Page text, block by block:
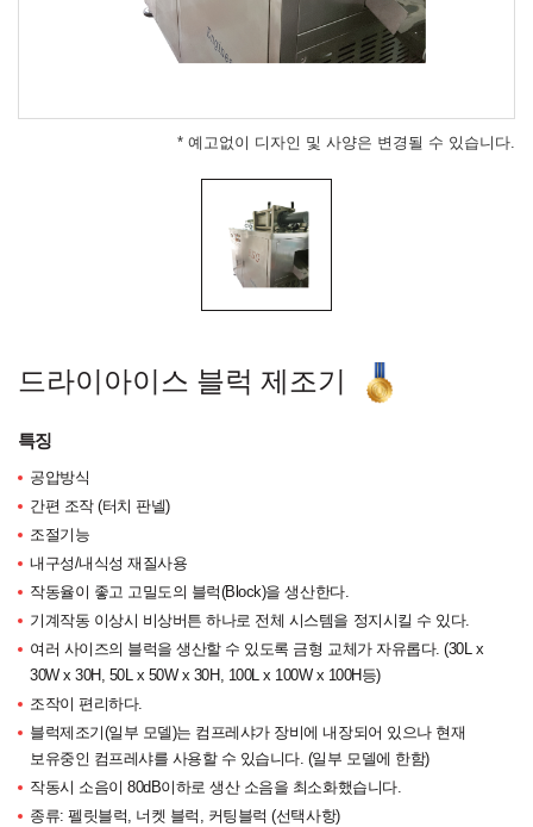
* 예고없이 디자인 및 사양은 변경될 수 있습니다.
드라이아이스 블럭 제조기
특징
공압방식
간편 조작 (터치 판넬)
조절기능
내구성/내식성 재질사용
작동율이 좋고 고밀도의 블럭(Block)을 생산한다.
기계작동 이상시 비상버튼 하나로 전체 시스템을 정지시킬 수 있다.
여러 사이즈의 블럭을 생산할 수 있도록 금형 교체가 자유롭다. (30L x
30W x 30H, 50L x 50W x 30H, 100L x 100W x 100H등)
조작이 편리하다.
블럭제조기(일부 모델)는 컴프레샤가 장비에 내장되어 있으나 현재
보유중인 컴프레샤를 사용할 수 있습니다. (일부 모델에 한함)
작동시 소음이 80dB이하로 생산 소음을 최소화했습니다.
종류: 펠릿블럭, 너켓 블럭, 커팅블럭 (선택사항)